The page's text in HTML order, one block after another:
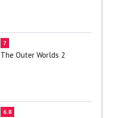
7
The Outer Worlds 2
6.8